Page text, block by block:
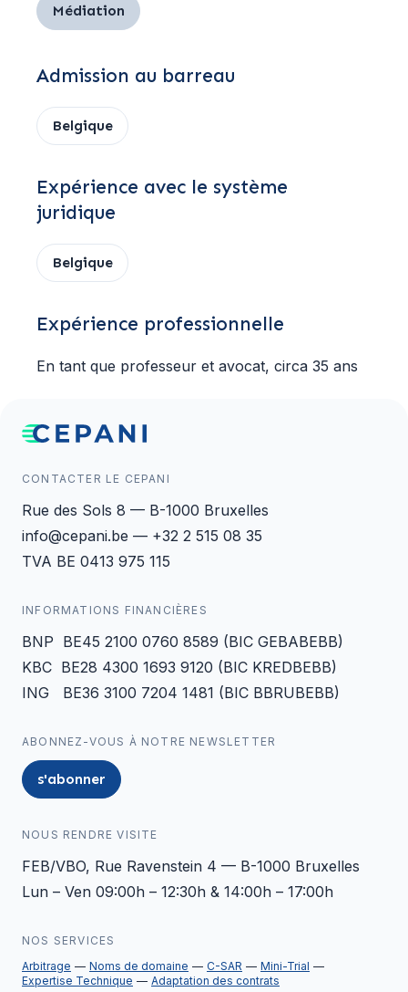
Médiation
Admission au barreau
Belgique
Expérience avec le système
juridique
Belgique
Expérience professionnelle
En tant que professeur et avocat, circa 35 ans
CONTACTER LE CEPANI
Rue des Sols 8 — B-1000 Bruxelles
info@cepani.be — +32 2 515 08 35
TVA BE 0413 975 115
INFORMATIONS FINANCIÈRES
BNP BE45 2100 0760 8589 (BIC GEBABEBB)
KBC BE28 4300 1693 9120 (BIC KREDBEBB)
ING BE36 3100 7204 1481 (BIC BBRUBEBB)
ABONNEZ-VOUS À NOTRE NEWSLETTER
s'abonner
NOUS RENDRE VISITE
FEB/VBO, Rue Ravenstein 4 — B-1000 Bruxelles
Lun – Ven 09:00h – 12:30h & 14:00h – 17:00h
NOS SERVICES
Arbitrage
Noms de domaine C-SAR
Mini-Trial
Expertise Technique
Adaptation des contrats